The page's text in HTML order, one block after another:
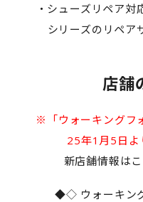
・シューズリペア
シリーズのリペア
店舗
※「ウォーキングフ
25年1月5日よ
新店舗情報は
◆◇ ウォーキン